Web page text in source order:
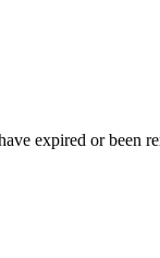
expired or been